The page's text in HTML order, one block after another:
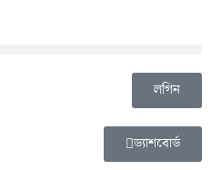
লগিন
ড্যাশবোর্ড